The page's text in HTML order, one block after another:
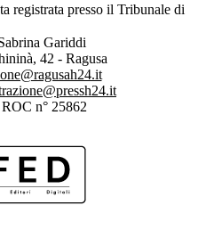
registrata presso il Tribunale di
Gariddi
42 - Ragusa
n° 25862